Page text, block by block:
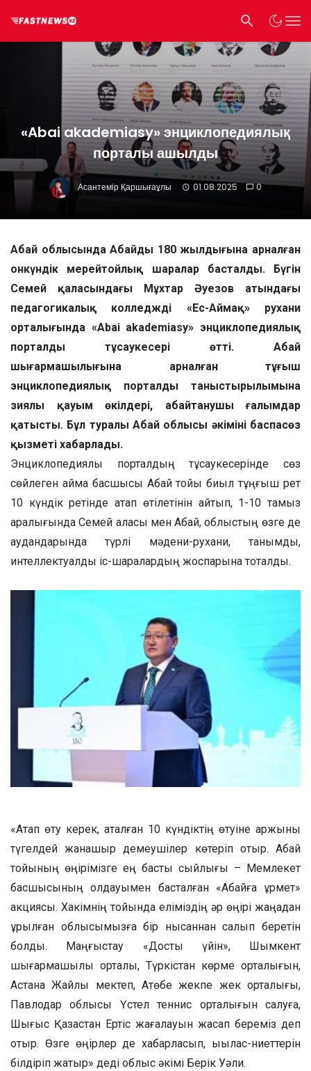
«Abai akademiasy» энциклопедиялық
порталы ашылды
Асантемір Қаршығаұлы 01.08.2025 0
Абай облысында Абайдың 180 жылдығына арналған
онкүндік мерейтойлық шаралар басталды. Бүгін
Семей қаласындағы Мұхтар Әуезов атындағы
педагогикалық колледждің «Ес-Аймақ» рухани
орталығында «Abai akademiasy» энциклопедиялық
порталдың тұсаукесері өтті. Абай
шығармашылығына арналған тұңғыш
энциклопедиялық порталдың таныстырылымына
зиялы қауым өкілдері, абайтанушы ғалымдар
қатысты. Бұл туралы Абай облысы әкімінің баспасөз
қызметі хабарлады.
Энциклопедиялық порталдың тұсаукесерінде сөз
сөйлеген аймақ басшысы Абай тойы биыл тұңғыш рет
10 күндік ретінде атап өтілетінін айтып, 1-10 тамыз
аралығында Семей қаласы мен Абай, облыстың өзге де
аудандарында түрлі мәдени-рухани, танымдық,
интеллектуалдық іс-шаралардың жоспарына тоқталды.
«Атап өту керек, аталған 10 күндіктің өтуіне қаржыны
түгелдей жанашыр демеушілер көтеріп отыр. Абай
тойының өңірімізге ең басты сыйлығы – Мемлекет
басшысының қолдауымен басталған «Абайға құрмет»
акциясы. Хакімнің тойында еліміздің әр өңірі жаңадан
құрылған облысымызға бір нысаннан салып беретін
болды. Маңғыстау «Достық үйін», Шымкент
шығармашылық орталық, Түркістан көрме орталығын,
Астана Жайлы мектеп, Ақтөбе жекпе жек орталығы,
Павлодар облысы Үстел теннис орталығын салуға,
Шығыс Қазақстан Ертіс жағалауын жасап береміз деп
отыр. Өзге өңірлер де хабарласып, ықылас-ниеттерін
білдіріп жатыр» деді облыс әкімі Берік Уәли.